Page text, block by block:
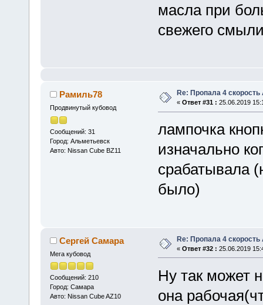
масла при
свежего
Рамиль78
Продвинутый кубовод
Сообщений: 31
Город: Альметьевск
Авто: Nissan Cube BZ11
Re: Пропала 4
« Ответ #31 : 25.06.2019
лампочка
изначально
срабатывала
было)
Сергей Самара
Мега кубовод
Сообщений: 210
Город: Самара
Авто: Nissan Cube AZ10
Re: Пропала 4
« Ответ #32 : 25.06.2019
Ну так может
она